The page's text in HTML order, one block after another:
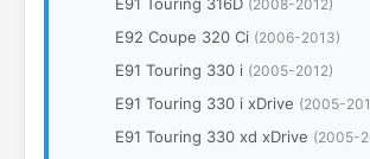
(2008-2012)
E92 Coupe 320 Ci (2006-2013)
E91 Touring 330 i (2005-2012)
E91 Touring 330 i xDrive (2005-
E91 Touring 330 xd xDrive (2005-